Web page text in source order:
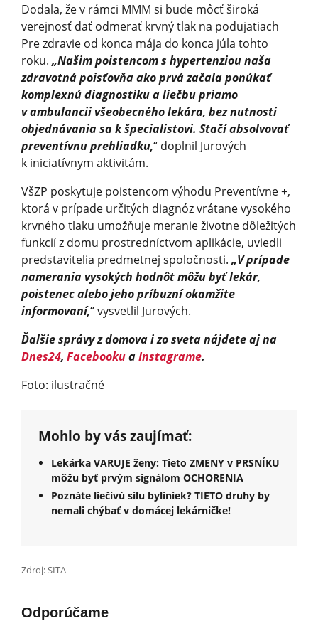
Dodala, že v rámci MMM si bude môcť široká
verejnosť dať odmerať krvný tlak na podujatiach
Pre zdravie od konca mája do konca júla tohto
roku. „Našim poistencom s hypertenziou naša
zdravotná poisťovňa ako prvá začala ponúkať
komplexnú diagnostiku a liečbu priamo
v ambulancii všeobecného lekára, bez nutnosti
objednávania sa k špecialistovi. Stačí absolvovať
preventívnu prehliadku,“ doplnil Jurových
k iniciatívnym aktivitám.
VšZP poskytuje poistencom výhodu Preventívne +,
ktorá v prípade určitých diagnóz vrátane vysokého
krvného tlaku umožňuje meranie životne dôležitých
funkcií z domu prostredníctvom aplikácie, uviedli
predstavitelia predmetnej spoločnosti. „V prípade
namerania vysokých hodnôt môžu byť lekár,
poistenec alebo jeho príbuzní okamžite
informovaní,“ vysvetlil Jurových.
Ďalšie správy z domova i zo sveta nájdete aj na
Dnes24, FacebookuaInstagrame.
Foto: ilustračné
Mohlo by vás zaujímať:
Lekárka VARUJE ženy: Tieto ZMENY v PRSNÍKU
môžu byť prvým signálom OCHORENIA
Poznáte liečivú silu byliniek? TIETO druhy by
nemali chýbať v domácej lekárničke!
Zdroj: SITA
Odporúčame